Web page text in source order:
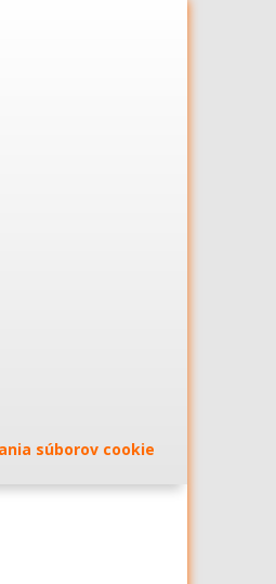
súborov cookie